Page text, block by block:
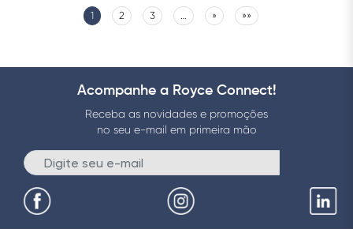
1 2 3 … » »»
Acompanhe a Royce Connect!
Receba as novidades e promoções
no seu e-mail em primeira mão